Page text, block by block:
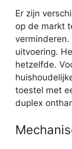
Er zijn
op de markt
uitvoering.
hetzelfde.
toestel met
duplex